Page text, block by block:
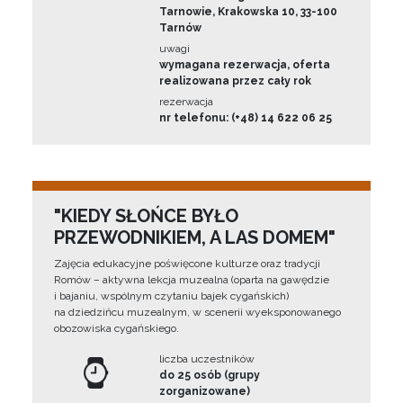
Tarnowie, Krakowska 10, 33-100
Tarnów
uwagi
wymagana rezerwacja, oferta
realizowana przez cały rok
rezerwacja
nr telefonu: (+48) 14 622 06 25
"KIEDY SŁOŃCE BYŁO
PRZEWODNIKIEM, A LAS DOMEM"
Zajęcia edukacyjne poświęcone kulturze oraz tradycji
Romów – aktywna lekcja muzealna (oparta na gawędzie
i bajaniu, wspólnym czytaniu bajek cygańskich)
na dziedzińcu muzealnym, w scenerii wyeksponowanego
obozowiska cygańskiego.
liczba uczestników
do 25 osób (grupy
zorganizowane)